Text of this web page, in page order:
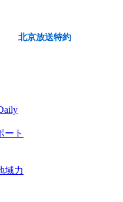
北京放送特約
ート
域力